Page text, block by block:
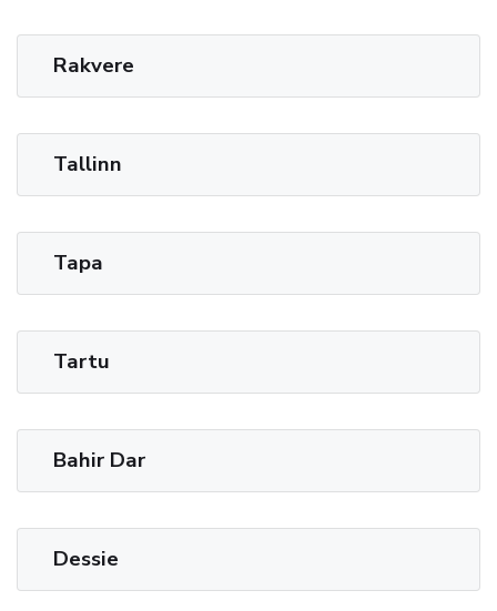
Rakvere
Tallinn
Tapa
Tartu
Bahir Dar
Dessie